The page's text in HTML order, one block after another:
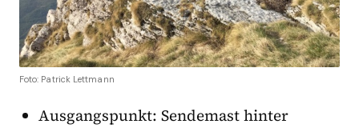
Foto: Patrick Lettmann
Ausgangspunkt: Sendemast hinter